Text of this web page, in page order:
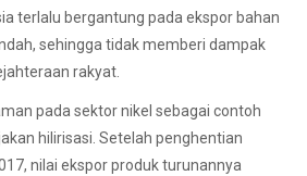
terlalu bergantung pada ekspor bahan
sehingga tidak memberi dampak
rakyat.
pada sektor nikel sebagai contoh
hilirisasi. Setelah penghentian
nilai ekspor produk turunannya